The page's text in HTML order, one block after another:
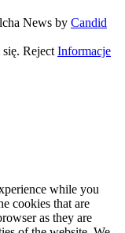
News by Candid
Reject Informacje
while you
cookies that are
as they are